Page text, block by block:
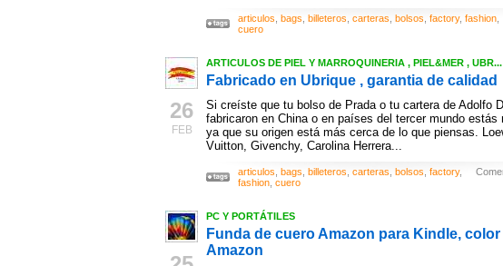
articulos bags billeteros carteras bolsos factory, fashion
cuero
26
FEB
ARTICULOS DE PIEL Y MARROQUINERIA , PIEL&MER , UBR...
Fabricado en Ubrique , garantia de calidad
Si creíste que tu bolso de Prada o tu cartera de Adolfo
fabricaron en China o en países del tercer mundo estás
ya que su origen está más cerca de lo que piensas.
Vuitton, Givenchy, Carolina Herrera...
articulos bags billeteros carteras bolsos factory,
fashion cuero
PC Y PORTÁTILES
Funda de cuero Amazon para Kindle,
Amazon